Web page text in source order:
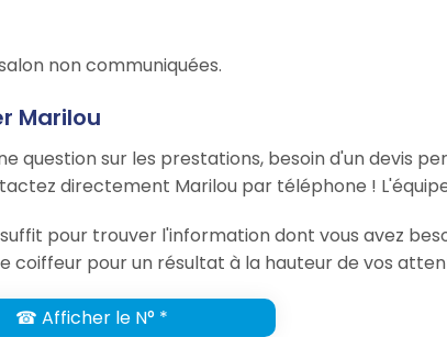
non communiquées.
Marilou
question sur les prestations, besoin d'un devis
directement Marilou par téléphone !
pour trouver l'information dont vous avez
coiffeur pour un résultat à la hauteur de vos
☎ Afficher le N° *